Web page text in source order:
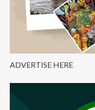
ADVERTISE HERE